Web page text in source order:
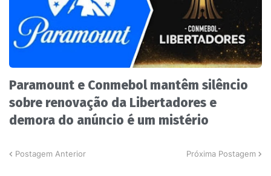
Paramount e Conmebol mantêm silêncio
sobre renovação da Libertadores e
demora do anúncio é um mistério
Postagem Anterior Próxima Postagem